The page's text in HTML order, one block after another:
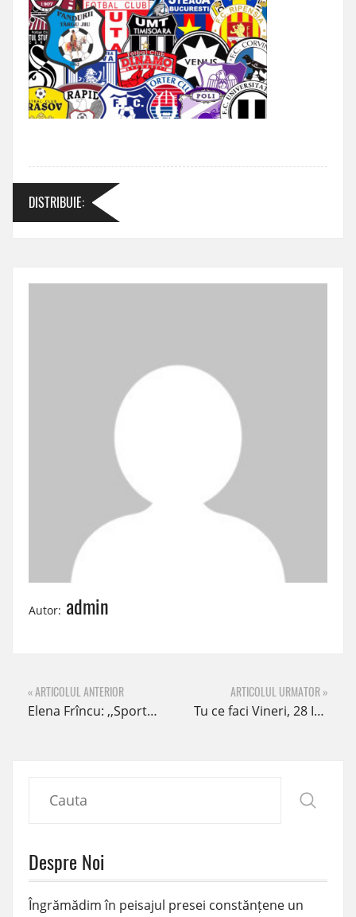
DISTRIBUIE:
Autor: admin
« ARTICOLUL ANTERIOR
Elena Frîncu: ,,Sportul face diferența între țările bogate și cele sărace!”
ARTICOLUL URMATOR »
Tu ce faci Vineri, 28 Iunie? – Concert Smiley
Despre Noi
Îngrămădim în peisajul presei constănțene un